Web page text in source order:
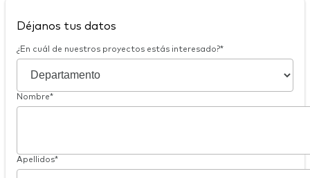
Déjanos tus datos
¿En cuál de nuestros proyectos estás interesado?*
Nombre*
Apellidos*